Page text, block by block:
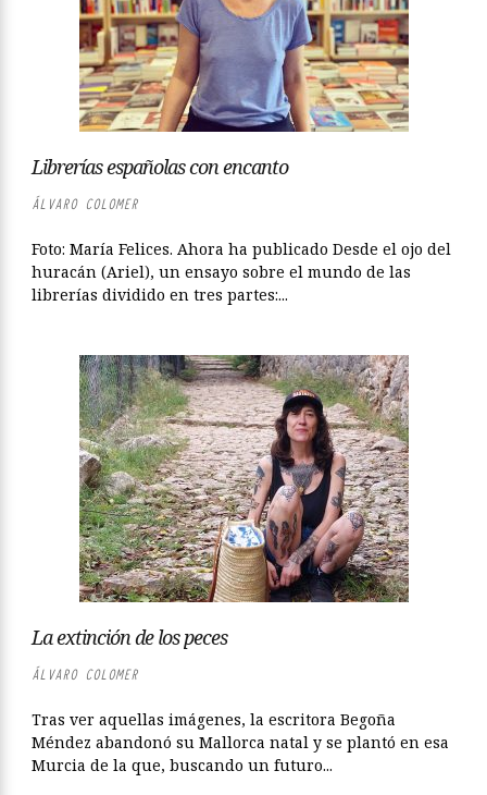
Librerías españolas con encanto
ÁLVARO COLOMER
Foto: María Felices. Ahora ha publicado Desde el ojo del
huracán (Ariel), un ensayo sobre el mundo de las
librerías dividido en tres partes:...
La extinción de los peces
ÁLVARO COLOMER
Tras ver aquellas imágenes, la escritora Begoña
Méndez abandonó su Mallorca natal y se plantó en esa
Murcia de la que, buscando un futuro...